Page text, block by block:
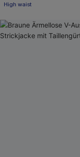
High waist